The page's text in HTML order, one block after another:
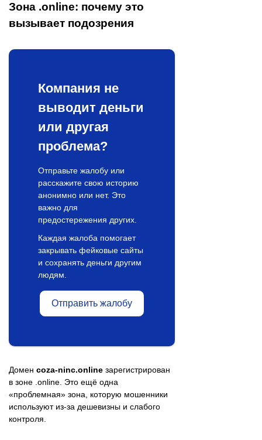
Зона .online: почему это
вызывает подозрения
Компания не
выводит деньги
или другая
проблема?
Отправьте жалобу или
расскажите свою историю
анонимно или нет. Это
важно для
предостережения других.
Каждая жалоба помогает
закрывать фейковые сайты
и сохранять деньги другим
людям.
Отправить жалобу
Домен coza-ninc.online зарегистрирован
в зоне .online. Это ещё одна
«проблемная» зона, которую мошенники
используют из-за дешевизны и слабого
контроля.